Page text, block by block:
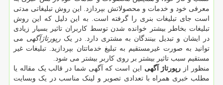
معرفی خود و خدمات و محصولاتش بپردازد. این روش تبلیغاتی مدتی
است جای تبلیغات بنری را گرفته است. به این دلیل که این روش
تبلیغات بخاطر بیشتر خوانده شدن توسط کاربران تاثیر بسیار زیادی
در ایشان و تبدیل بینندگان به مشتری دارد. در یکرپورتاژآگهی می
توانید به صورت غیرمستقیم به تبلیغ خدماتتان بپردازید. تبلیغات غیر
مستقیم سبب تاثیر بیشتر بر روی کاربر بیشتر می شود.
منظور از رپورتاژ آگهی این است که آگهی شما در قالب یک مقاله یا
مطلب خبری همراه با تعدادی تصویر و لینک مناسب در یک وبسایت